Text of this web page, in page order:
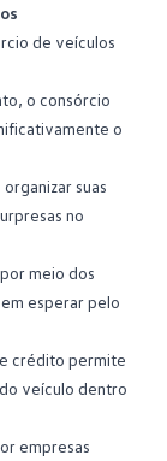
de veículos
o consórcio
o
suas
no
por meio dos
esperar pelo
crédito permite
veículo dentro
empresas